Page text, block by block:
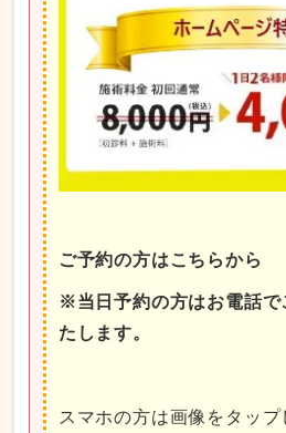
ご予約の方はこちらから
※当日予約の方はお電話で
たします。
スマホの方は画像をタッ